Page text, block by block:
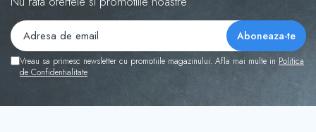
Vreau sa primesc newsletter cu promotiile magazinului. Afla mai multe in Politica
de Confidentialitate